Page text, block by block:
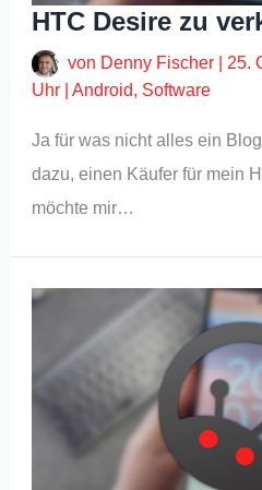
HTC Desire zu
von Denny Fischer
25.
Uhr |Android, Software
Ja für was nicht alles ein
dazu, einen Käufer für mein
möchte mir…